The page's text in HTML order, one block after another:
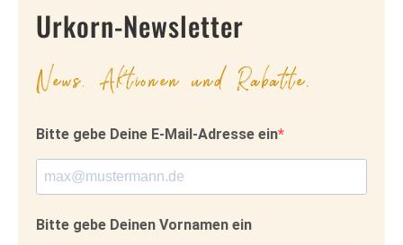
Urkorn-Newsletter
News, Aktionen und Rabatte.
Bitte gebe Deine E-Mail-Adresse ein
Bitte gebe Deinen Vornamen ein